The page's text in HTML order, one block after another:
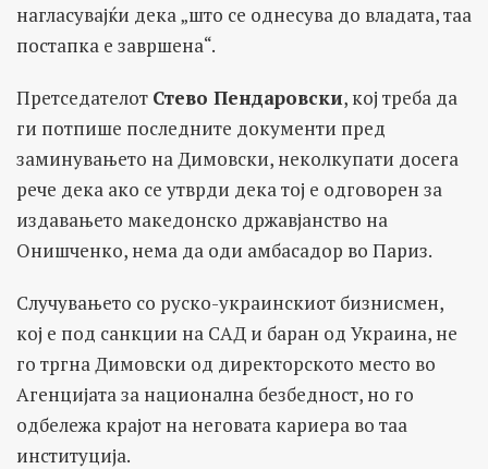
нагласувајќи дека „што се однесува до владата, таа
постапка е завршена“.
Претседателот Стево Пендаровски, кој треба да
ги потпише последните документи пред
заминувањето на Димовски, неколкупати досега
рече дека ако се утврди дека тој е одговорен за
издавањето македонско државјанство на
Онишченко, нема да оди амбасадор во Париз.
Случувањето со руско-украинскиот бизнисмен,
кој е под санкции на САД и баран од Украина, не
го тргна Димовски од директорското место во
Агенцијата за национална безбедност, но го
одбележа крајот на неговата кариера во таа
институција.